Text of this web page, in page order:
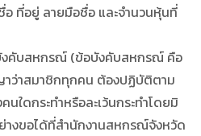
ที่อยู่ ลายมือชื่อ และจำนวนหุ้นที่
หกรณ์ (ข้อบังคับสหกรณ์ คือ
ว่าสมาชิกทุกคน ต้องปฏิบัติตาม
ใดกระทำหรือละเว้นกระทำโดยมิ
งขอได้ที่สำนักงานสหกรณ์จังหวัด